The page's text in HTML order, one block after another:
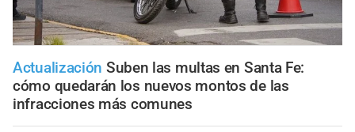
Actualización Suben las multas en Santa Fe:
cómo quedarán los nuevos montos de las
infracciones más comunes